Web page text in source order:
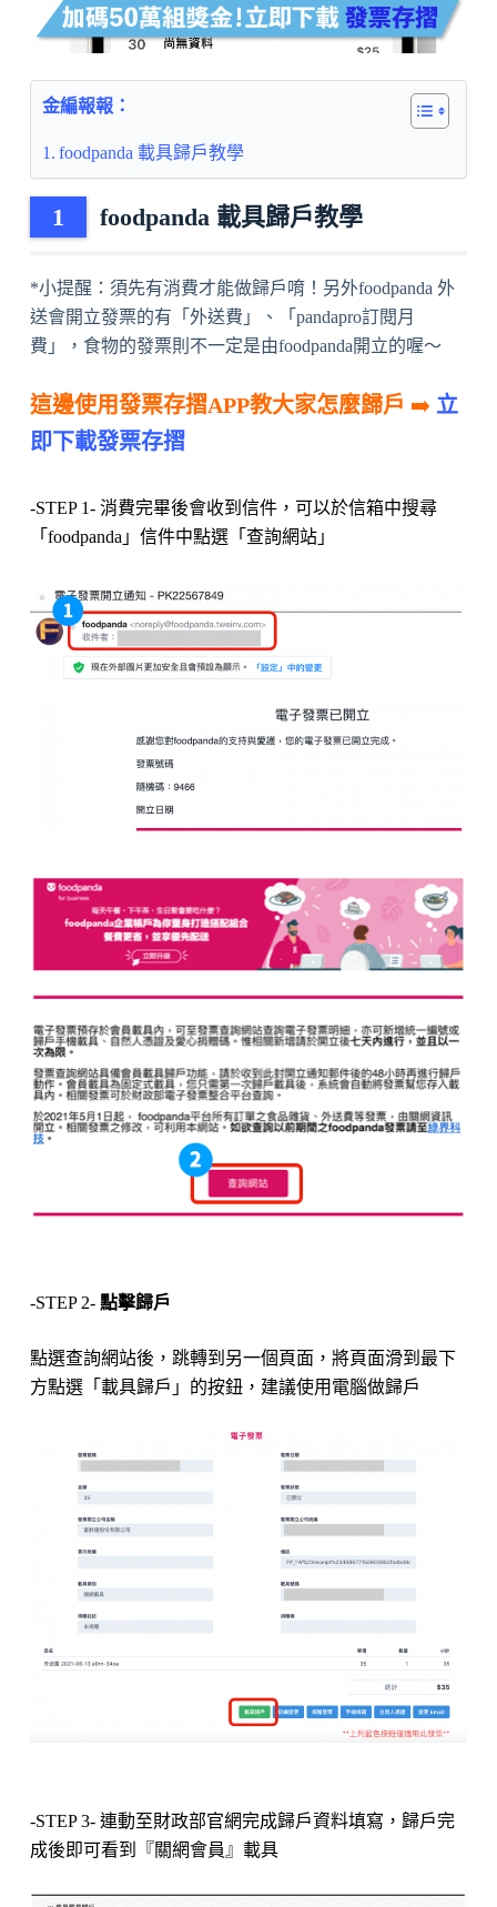
金編報報：
foodpanda 載具歸戶教學
foodpanda 載具歸戶教學
*小提醒：須先有消費才能做歸戶唷！另外foodpanda 外
送會開立發票的有「外送費」、「pandapro訂閱月
費」，食物的發票則不一定是由foodpanda開立的喔～
這邊使用發票存摺APP教大家怎麼歸戶 ➡️ 立
即下載發票存摺
-STEP 1- 消費完畢後會收到信件，可以於信箱中搜尋
「foodpanda」信件中點選「查詢網站」
-STEP 2- 點擊歸戶
點選查詢網站後，跳轉到另一個頁面，將頁面滑到最下
方點選「載具歸戶」的按鈕，建議使用電腦做歸戶
-STEP 3- 連動至財政部官網完成歸戶資料填寫，歸戶完
成後即可看到『關網會員』載具